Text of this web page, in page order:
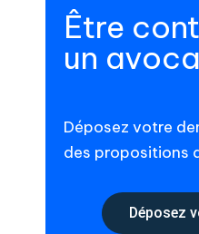
Être
un
Déposez votre
des propositions
Déposez